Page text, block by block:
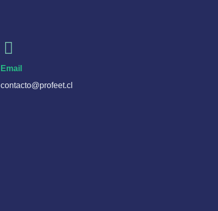
Email
contacto@profeet.cl